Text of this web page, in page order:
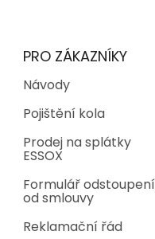
PRO ZÁKAZNÍKY
Návody
Pojištění kola
Prodej na splátky
ESSOX
Formulář odstoupení
od smlouvy
Reklamační řád